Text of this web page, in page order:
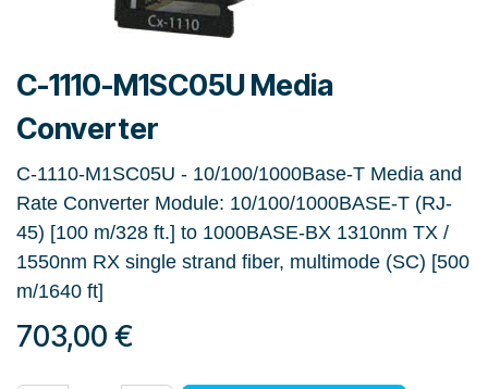
C-1110-M1SC05U Media
Converter
C-1110-M1SC05U - 10/100/1000Base-T Media and
Rate Converter Module: 10/100/1000BASE-T (RJ-
45) [100 m/328 ft.] to 1000BASE-BX 1310nm TX /
1550nm RX single strand fiber, multimode (SC) [500
m/1640 ft]
703,00 €